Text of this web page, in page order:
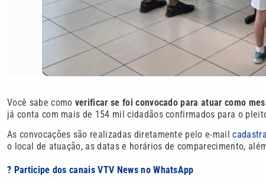
Você sabe como verificar se foi convocado para atuar como
já conta com mais de 154 mil cidadãos confirmados para o
As convocações são realizadas diretamente pelo e-mail
o local de atuação, as datas e horários de comparecimento,
? Participe dos canais VTV News no WhatsApp